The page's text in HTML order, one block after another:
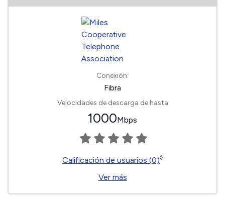
Conexión:
Fibra
Velocidades de descarga de hasta
1000Mbps
Calificación de usuarios (0)◊
Ver más